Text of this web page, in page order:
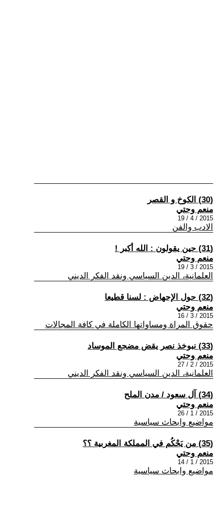
(30) الكوخ و القصر
منعم وحتي
2015 / 4 / 19
الادب والفن
(31) حين يقولون : الله أكبر !
منعم وحتي
2015 / 3 / 19
العلمانية، الدين السياسي ونقد الفكر الديني
(32) حول الإجهاض : لسنا قطيعا
منعم وحتي
2015 / 3 / 16
حقوق المراة ومساواتها الكاملة في كافة المجالات
(33) نبوخذ نصر يقض مضجع الموساد
منعم وحتي
2015 / 2 / 27
العلمانية، الدين السياسي ونقد الفكر الديني
(34) آل سعود / مدن الملح
منعم وحتي
2015 / 1 / 26
مواضيع وابحاث سياسية
(35) من يَحْكُم في المملكة المغربية ؟؟
منعم وحتي
2015 / 1 / 14
مواضيع وابحاث سياسية